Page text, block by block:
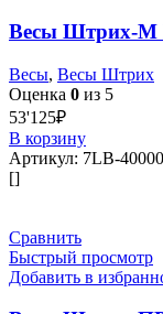
Весы Штрих-
Весы, Весы Штрих
Оценка 0 из 5
53'125₽
В корзину
Артикул: 7LB-
[]
Сравнить
Быстрый просмотр
Добавить в